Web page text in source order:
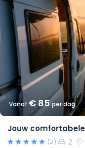
Vanaf € 85per dag
(2) 2